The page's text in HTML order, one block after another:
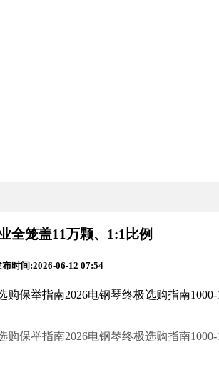
全笼盖11万颗、1:1比例
布时间:2026-06-12 07:54
举指南2026电钢琴终极选购指南1000-
举指南2026电钢琴终极选购指南1000-